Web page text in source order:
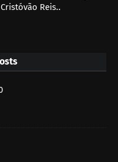
Reis..